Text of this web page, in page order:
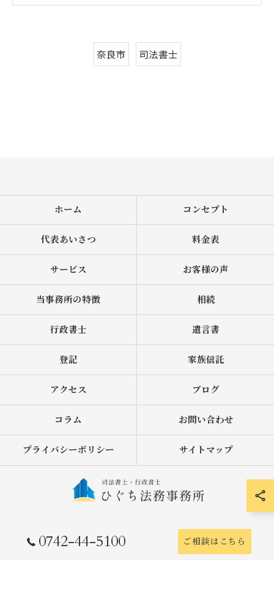
奈良市 司法書士
0742-44-5100 ご相談はこちら
ホーム コンセプト
代表あいさつ 料金表
サービス お客様の声
当事務所の特徴 相続
行政書士 遺言書
登記 家族信託
アクセス ブログ
コラム お問い合わせ
プライバシーポリシー サイトマップ
© 2026 奈良県奈良市の司法書士なら司法書士・行政書士ひぐち法務事務所 ALL
RIGHTS RESERVED.